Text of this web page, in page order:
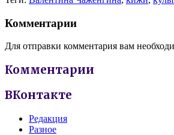
Комментарии
Для отправки комментария вам
Комментарии
ВКонтакте
Редакция
Разное